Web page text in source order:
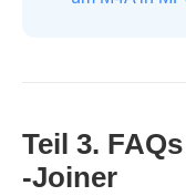
Teil 3.
‑Joiner